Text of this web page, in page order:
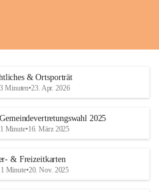
& Ortsporträt
Minuten•23. Apr. 2026
2025
Minute•16. März 2025
& Freizeitkarten
Minute•20. Nov. 2025